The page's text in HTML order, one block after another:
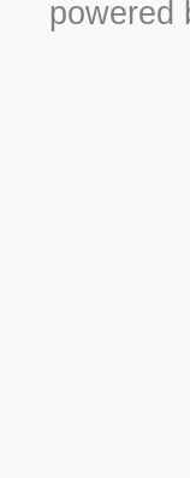
powered